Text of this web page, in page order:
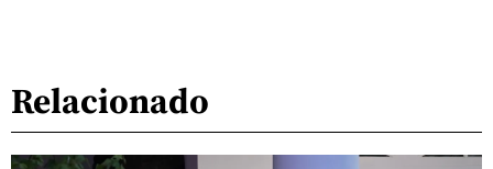
Relacionado